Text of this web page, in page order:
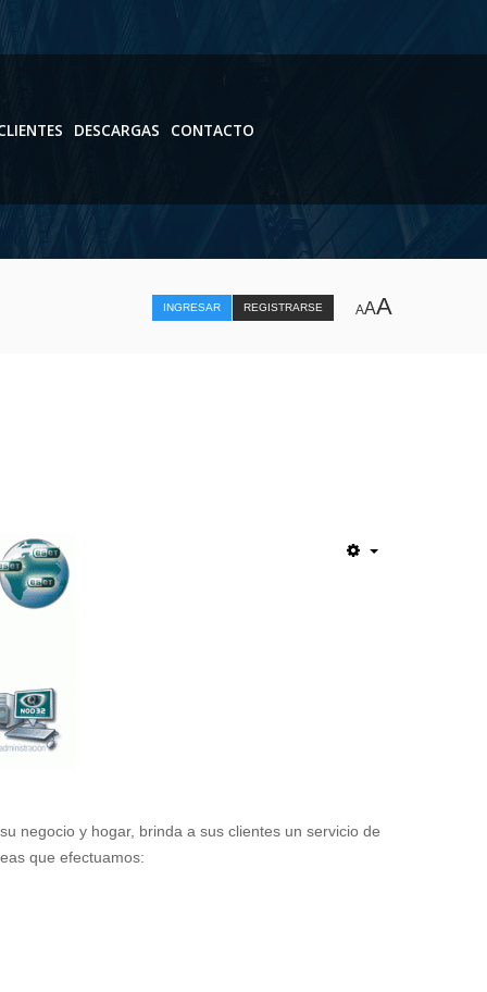
DESCARGAS CONTACTO
AAA
REGISTRARSE
INGRESAR
negocio y hogar, brinda a sus clientes un servicio de
que efectuamos: